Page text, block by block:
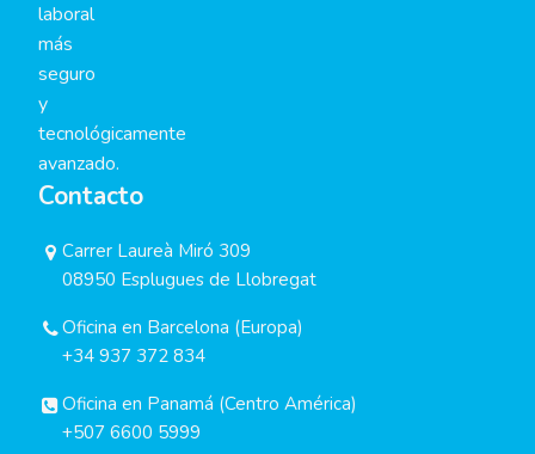
laboral
más
seguro
y
tecnológicamente
avanzado.
Contacto
Carrer Laureà Miró 309
08950 Esplugues de Llobregat
Oficina en Barcelona (Europa)
+34 937 372 834
Oficina en Panamá (Centro América)
+507 6600 5999